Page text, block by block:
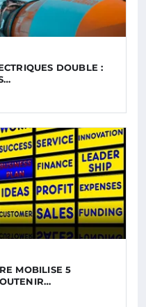
DOUBLE :
MOBILISE 5